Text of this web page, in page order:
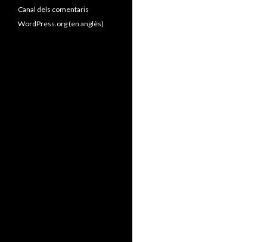
Canal dels comentaris
WordPress.org (en anglès)